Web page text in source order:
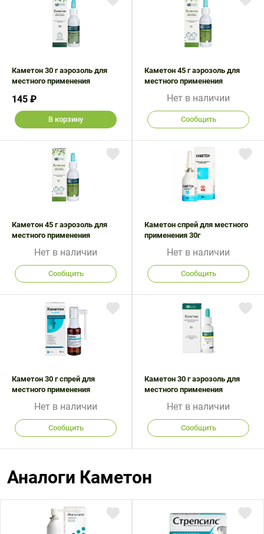
Каметон 30 г аэрозоль для
местного применения
145 ₽
В корзину
Каметон 45 г аэрозоль для
местного применения
Нет в наличии
Сообщить
Каметон 45 г аэрозоль для
местного применения
Нет в наличии
Сообщить
Каметон спрей для местного
применения 30г
Нет в наличии
Сообщить
Каметон 30 г спрей для
местного применения
Нет в наличии
Сообщить
Каметон 30 г аэрозоль для
местного применения
Нет в наличии
Сообщить
Аналоги Каметон
Противоаллергические
препараты
Противовоспалительные
препараты
препараты
Растительные
препараты
Сердечно-
сосудистые
препараты
Система
обмена
Средства
от
алкоголизма
Стоматологические
Поливитаминные
комплексы
Пробиотики
Тонизирующие
Фиточай/